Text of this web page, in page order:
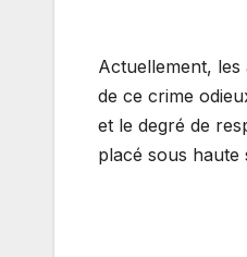
Actuellement, les
de ce crime
et le degré de
placé sous haute